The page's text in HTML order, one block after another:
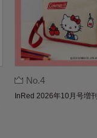
No.4
InRed 2026年10月号増刊